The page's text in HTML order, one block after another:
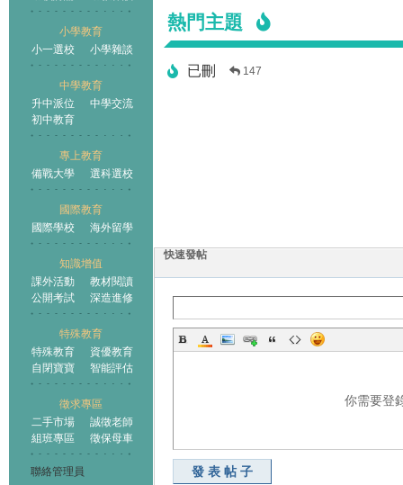
小學教育
小一選校
小學雜談
中學教育
升中派位
中學交流
初中教育
專上教育
備戰大學
選科選校
國際教育
國際學校
海外留學
知識增值
課外活動
教材閱讀
公開考試
深造進修
特殊教育
特殊教育
資優教育
自閉寶寶
智能評估
徵求專區
二手市場
誠徵老師
組班專區
徵保母車
聯絡管理員
熱門主題
已刪 147
快速發帖
你需要登
發表帖子